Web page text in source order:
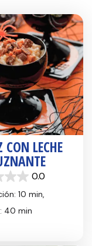
CON LECHE
0.0
10 min,
40 min